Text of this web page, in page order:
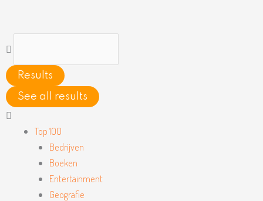
inhoud
Main
Menu
Top 100
Bedrijven
Boeken
Entertainment
Geografie
...
Results
See all results